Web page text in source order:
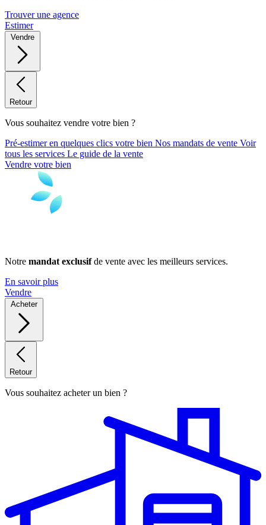
Trouver une agence
Estimer
Vendre
Retour
Vous souhaitez vendre votre bien ?
Pré-estimer en quelques clics votre bien Nos mandats de vente Voir
tous les services Le guide de la vente
Vendre votre bien
Notre mandat exclusifde vente avec les meilleurs services.
En savoir plus
Vendre
Acheter
Retour
Vous souhaitez acheter un bien ?